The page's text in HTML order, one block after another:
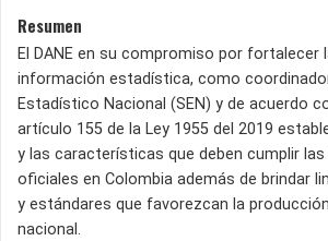
Resumen
El DANE en su compromiso por fortalecer
información estadística, como
Estadístico Nacional (SEN) y de acuerdo
artículo 155 de la Ley 1955 del 2019
y las características que deben cumplir
oficiales en Colombia además de brindar
y estándares que favorezcan la
nacional.